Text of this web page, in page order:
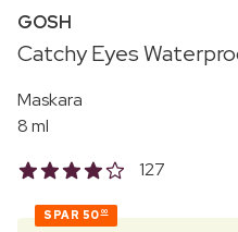
GOSH
Catchy Eyes
Maskara
8 ml
127
SPAR 50 00